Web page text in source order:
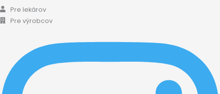
Pre lekárov
Pre výrobcov